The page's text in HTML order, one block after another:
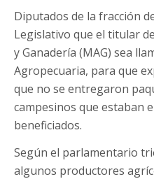
Diputados de la fracción
Legislativo que el titular
y Ganadería (MAG) sea
Agropecuaria, para que
que no se entregaron
campesinos que estaban
beneficiados.
Según el parlamentario
algunos productores